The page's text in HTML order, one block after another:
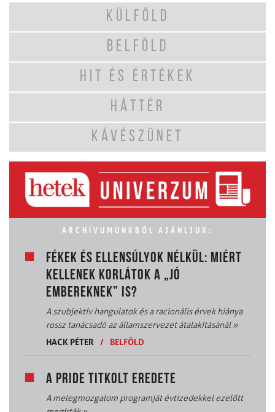
KÜLFÖLD
BELFÖLD
HIT ÉS ÉRTÉKEK
HÁTTÉR
KÁVÉSZÜNET
ARCHÍVUMUNKBÓL AJÁNLJUK:
FÉKEK ÉS ELLENSÚLYOK NÉLKÜL: MIÉRT
KELLENEK KORLÁTOK A „JÓ
EMBEREKNEK” IS?
A szubjektív hangulatok és a racionális érvek hiánya
rossz tanácsadó az államszervezet átalakításánál»
HACK PÉTER
/ BELFÖLD
A PRIDE TITKOLT EREDETE
A melegmozgalom programját évtizedekkel ezelőtt